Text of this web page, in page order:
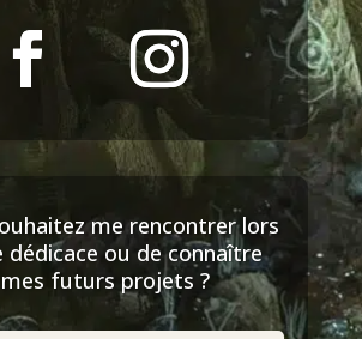
me rencontrer lors
dédicace ou de connaître
mes futurs projets ?